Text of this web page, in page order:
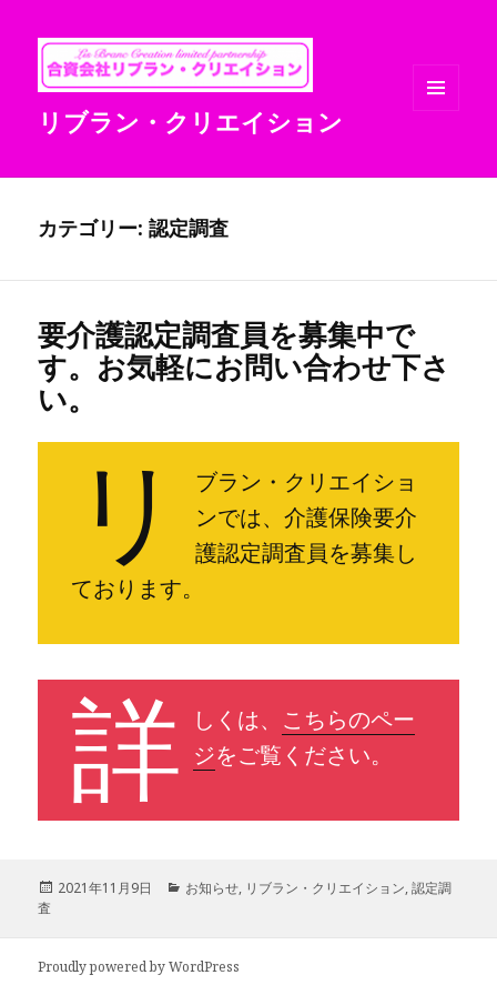
リブラン・クリエイション
ット
カテゴリー: 認定調査
要介護認定調査員を募集中で
す。お気軽にお問い合わせ下さ
い。
リ
ブラン・クリエイショ
ンでは、介護保険要介
護認定調査員を募集し
ております。
詳 しくは、 こちらのペー
ジをご覧ください。
投
2021年11月9日
カ
ー
お知らせ, リブラン・クリエイション,認定調
査
Proudly powered by WordPress